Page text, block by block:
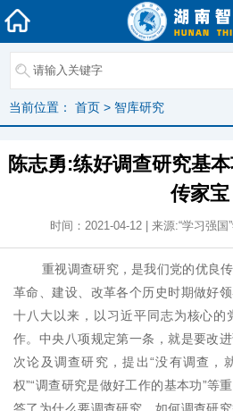
当前位置： 首页 > 智库研究
陈志勇:练好调查研究基
传家宝
时间：2021-04-12 | 来源:“学习强
重视调查研究，是我们党的优良
革命、建设、改革各个历史时期做好
十八大以来，以习近平同志为核心的
作。中央八项规定第一条，就是要改
次论及调查研究，提出“没有调查，
权”“调查研究是做好工作的基本功”等